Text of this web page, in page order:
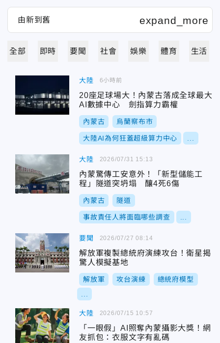
全部 即時 要聞 社會 娛樂 體育 生活
大陸
20座足球場大！內蒙古落成全球最大
AI數據中心 劍指算力霸權
內蒙古 烏蘭察布市
大陸AI為何狂蓋超級算力中心
6小時前
大陸
內蒙驚傳工安意外！「新型儲能工
程」隧道突坍塌 釀4死6傷
內蒙古 隧道
事故責任人將面臨哪些調查
2026/07/31 15:13
要聞
解放軍複製總統府演練攻台！衛星揭
驚人模擬基地
解放軍 攻台演練 總統府模型
2026/07/27 08:14
大陸
「一眼假」AI照奪內蒙攝影大獎！網
友抓包：衣服文字有亂碼
2026/07/15 10:57